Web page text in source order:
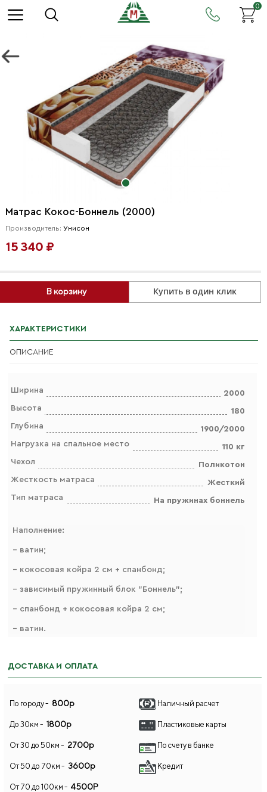
0
Матрас Кокос-Боннель (2000)
Производитель: Унисон
15 340 ₽
В корзину Купить в один клик
ХАРАКТЕРИСТИКИ
ОПИСАНИЕ
Ширина
2000
Высота
180
Глубина
1900/2000
Нагрузка на спальное место
110 кг
Чехол
Поликотон
Жесткость матраса
Жесткий
Тип матраса
На пружинах боннель
Наполнение:
– ватин;
– кокосовая койра 2 см + спанбонд;
– зависимый пружинный блок "Боннель";
– спанбонд + кокосовая койра 2 см;
– ватин.
ДОСТАВКА И ОПЛАТА
По городу - 800р
До 30км - 1800р
От 30 до 50км - 2700р
От 50 до 70км - 3600р
От 70 до 100км - 4500Р
Наличный расчет
Пластиковые карты
По счету в банке
Кредит